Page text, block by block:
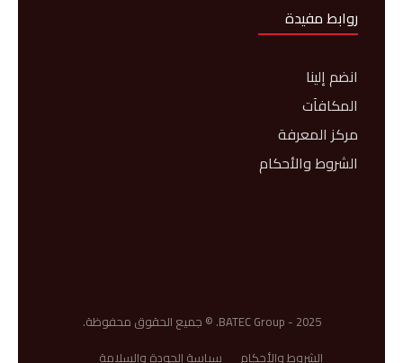
روابط مفيدة
انضم إلينا
المكافآت
مركز المعرفة
الشروط والأحكام
BATEC Group - 2025. © جميع الحقوق محفوظة.
الشروط والأحكام
سياسة الجودة والسلامة